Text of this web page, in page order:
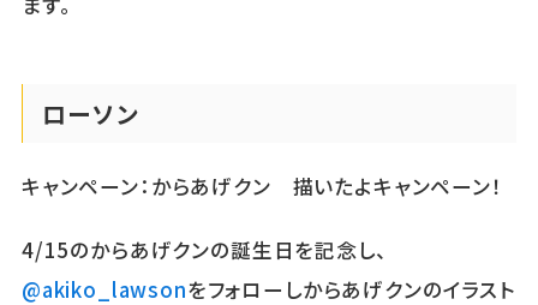
ローソン
キャンペーン：からあげクン 描いたよキャンペーン！
4/15のからあげクンの誕生日を記念し、
@akiko_lawsonをフォローしからあげクンのイラスト